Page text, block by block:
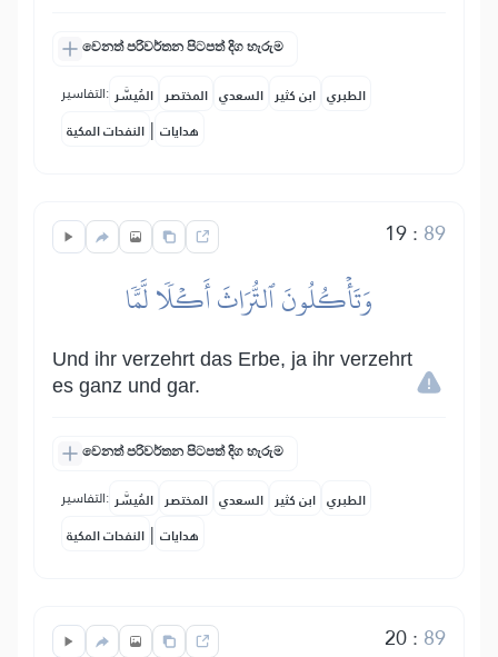
වෙනත් පරිවර්තන පිටපත් දිග හැරුම
التفاسير: المُيسَّر المختصر السعدي ابن كثير الطبري
النفحات المكية | هدايات
19: 89
وَتَأۡكُلُونَ ٱلتُّرَاثَ أَكۡلٗا لَّمّٗا
Und ihr verzehrt das Erbe, ja ihr verzehrt
es ganz und gar.
වෙනත් පරිවර්තන පිටපත් දිග හැරුම
التفاسير: المُيسَّر المختصر السعدي ابن كثير الطبري
النفحات المكية | هدايات
20: 89